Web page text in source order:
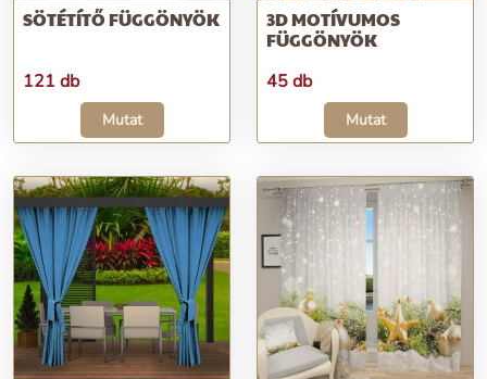
SÖTÉTÍTŐ FÜGGÖNYÖK
121 db
Mutat
3D MOTÍVUMOS
FÜGGÖNYÖK
45 db
Mutat